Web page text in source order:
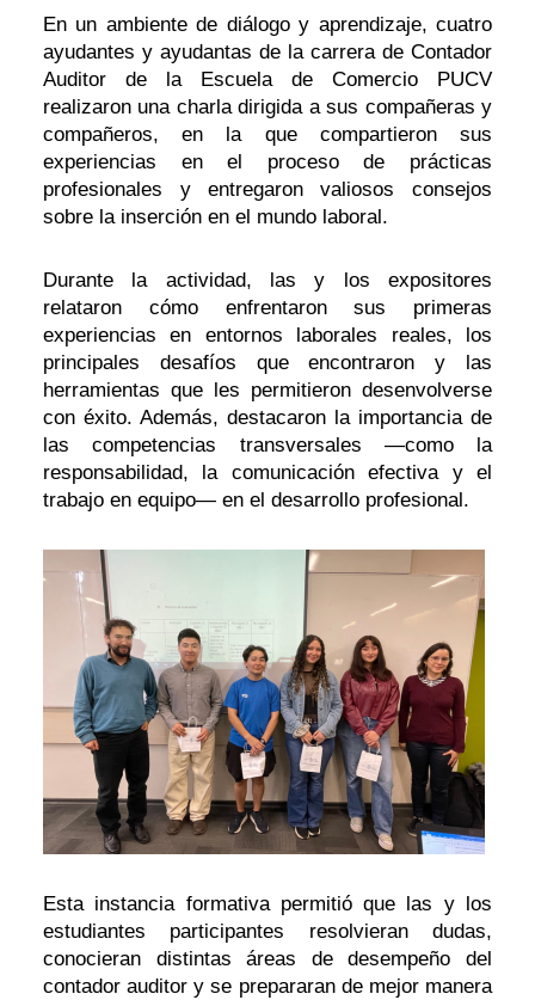
En un ambiente de diálogo y aprendizaje, cuatro
ayudantes y ayudantas de la carrera de Contador
Auditor de la Escuela de Comercio PUCV
realizaron una charla dirigida a sus compañeras y
compañeros, en la que compartieron sus
experiencias en el proceso de prácticas
profesionales y entregaron valiosos consejos
sobre la inserción en el mundo laboral.
Durante la actividad, las y los expositores
relataron cómo enfrentaron sus primeras
experiencias en entornos laborales reales, los
principales desafíos que encontraron y las
herramientas que les permitieron desenvolverse
con éxito. Además, destacaron la importancia de
las competencias transversales —como la
responsabilidad, la comunicación efectiva y el
trabajo en equipo— en el desarrollo profesional.
Esta instancia formativa permitió que las y los
estudiantes participantes resolvieran dudas,
conocieran distintas áreas de desempeño del
contador auditor y se prepararan de mejor manera